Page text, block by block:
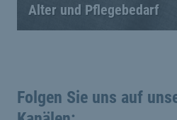
Alter und Pflegebedarf
Folgen Sie uns auf